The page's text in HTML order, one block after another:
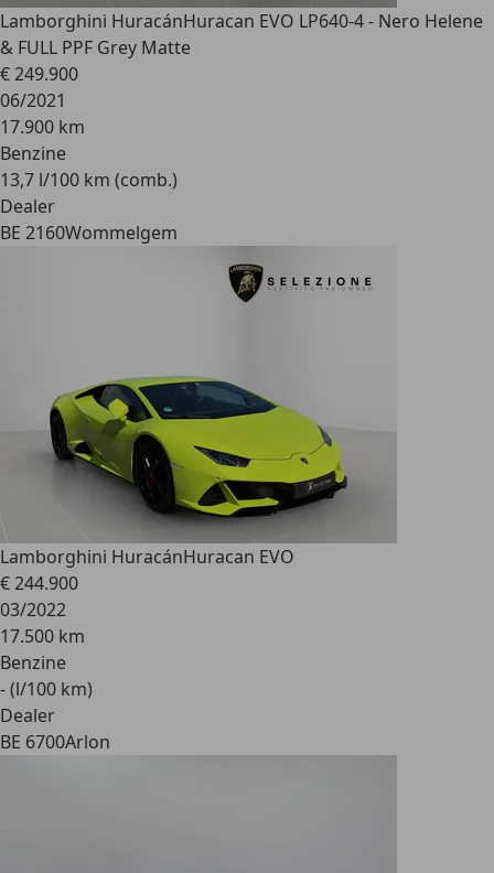
Lamborghini HuracánHuracan EVO LP640-4 - Nero Helene
& FULL PPF Grey Matte
€ 249.900
06/2021
17.900 km
Benzine
13,7 l/100 km (comb.)
Dealer
BE 2160Wommelgem
Lamborghini HuracánHuracan EVO
€ 244.900
03/2022
17.500 km
Benzine
- (l/100 km)
Dealer
BE 6700Arlon